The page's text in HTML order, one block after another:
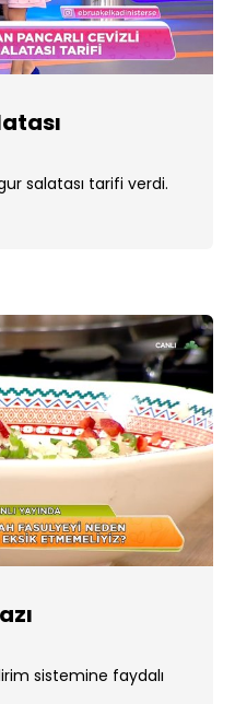
salatası tarifi verdi.
sistemine faydalı